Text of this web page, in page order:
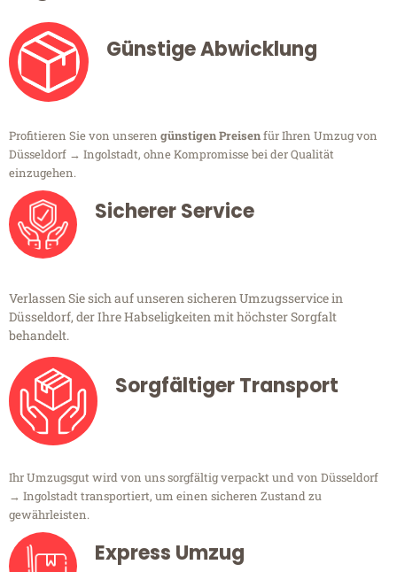
Günstige Abwicklung
Profitieren Sie von unseren günstigen Preisenfür Ihren Umzug von
Düsseldorf → Ingolstadt, ohne Kompromisse bei der Qualität
einzugehen.
Sicherer Service
Verlassen Sie sich auf unseren sicheren Umzugsservice in
Düsseldorf, der Ihre Habseligkeiten mit höchster Sorgfalt
behandelt.
Sorgfältiger Transport
Ihr Umzugsgut wird von uns sorgfältig verpackt und von Düsseldorf
→ Ingolstadt transportiert, um einen sicheren Zustand zu
gewährleisten.
Express Umzug